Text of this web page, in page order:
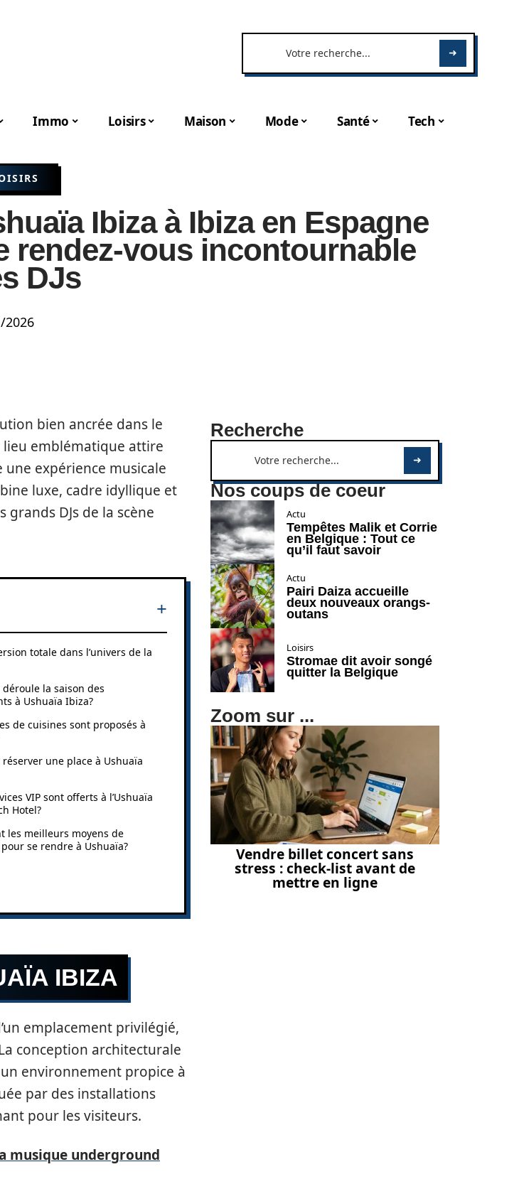
Immo Loisirs Maison Mode Santé Tech
Ibiza à Ibiza en Espagne
rendez-vous incontournable
DJs
2026
bien ancrée dans le
lieu emblématique attire
expérience musicale
luxe, cadre idyllique et
DJs de la scène
totale dans l’univers de la
la saison des
à Ushuaïa Ibiza?
de cuisines sont proposés à
une place à Ushuaïa
VIP sont offerts à l’Ushuaïa
Hotel?
les meilleurs moyens de
se rendre à Ushuaïa?
IBIZA
emplacement privilégié,
conception architecturale
environnement propice à
par des installations
pour les visiteurs.
musique underground
Recherche
Nos coups de coeur
Actu
Tempêtes Malik et Corrie
en Belgique : Tout ce
qu’il faut savoir
Actu
Pairi Daiza accueille
deux nouveaux orangs-
outans
Loisirs
Stromae dit avoir songé
quitter la Belgique
Zoom sur ...
Vendre billet concert sans
stress : check-list avant de
mettre en ligne